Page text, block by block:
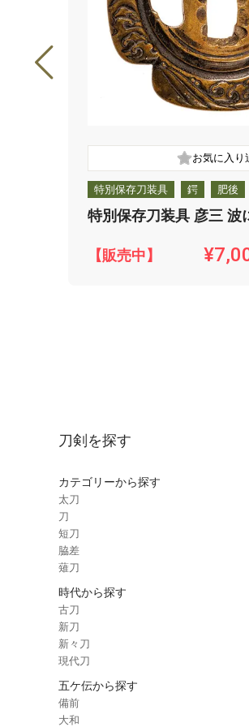
特別保存刀装具 鍔 肥後
特別保存刀装具 彦三 波
【販売中】
刀剣を探す
カテゴリーから探す
太刀
刀
短刀
脇差
薙刀
時代から探す
古刀
新刀
新々刀
現代刀
五ケ伝から探す
備前
大和